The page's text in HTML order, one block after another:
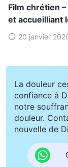
Film chrétien
et accueilliant
20 janvier
La douleur
confiance à
notre
douleur.
nouvelle de